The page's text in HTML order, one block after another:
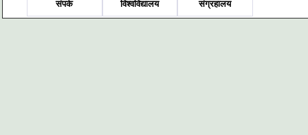
संपर्क विश्वविद्यालय संग्रहालय